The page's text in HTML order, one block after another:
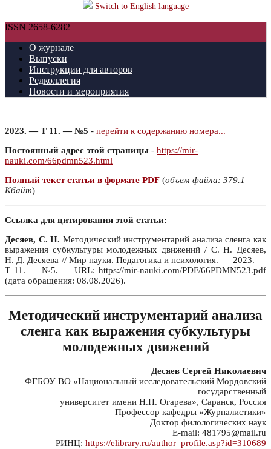
Switch to English language
ISSN 2658-6282
О журнале
Выпуски
Инструкции для авторов
Редколлегия
Новости и мероприятия
2023. — Т 11. — №5 - перейти к содержанию номера...
Постоянный адрес этой страницы - https://mir-
nauki.com/66pdmn523.html
Полный текст статьи в формате PDF (объем файла: 379.1
Кбайт)
Ссылка для цитирования этой статьи:
Десяев, С. Н. Методический инструментарий анализа сленга как
выражения субкультуры молодежных движений / С. Н. Десяев,
Н. Д. Десяева // Мир науки. Педагогика и психология. — 2023. —
Т 11. — №5. — URL: https://mir-nauki.com/PDF/66PDMN523.pdf
(дата обращения: 08.08.2026).
Методический инструментарий анализа
сленга как выражения субкультуры
молодежных движений
Десяев Сергей Николаевич
ФГБОУ ВО «Национальный исследовательский Мордовский
государственный
университет имени Н.П. Огарева», Саранск, Россия
Профессор кафедры «Журналистики»
Доктор филологических наук
E-mail: 481795@mail.ru
РИНЦ: https://elibrary.ru/author_profile.asp?id=310689